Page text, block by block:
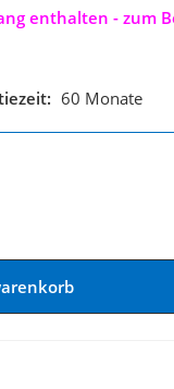
enthalten - zum
60 Monate